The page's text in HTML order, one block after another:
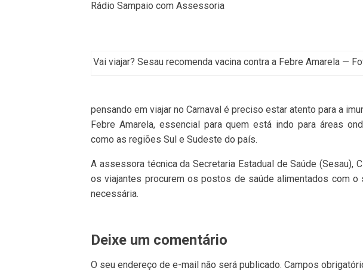
Rádio Sampaio com Assessoria
Vai viajar? Sesau recomenda vacina contra a Febre Amarela —
pensando em viajar no Carnaval é preciso estar atento para a
Febre Amarela, essencial para quem está indo para áreas
como as regiões Sul e Sudeste do país.
A assessora técnica da Secretaria Estadual de Saúde (Sesau),
os viajantes procurem os postos de saúde alimentados com o
necessária.
Deixe um comentário
O seu endereço de e-mail não será publicado. Campos